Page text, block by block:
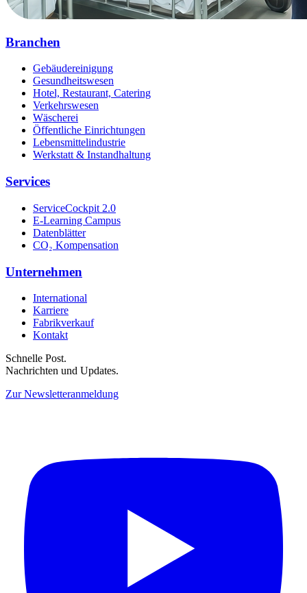
Branchen
Gebäudereinigung
Gesundheitswesen
Hotel, Restaurant, Catering
Verkehrswesen
Wäscherei
Öffentliche Einrichtungen
Lebensmittelindustrie
Werkstatt & Instandhaltung
Services
ServiceCockpit 2.0
E-Learning Campus
Datenblätter
CO₂ Kompensation
Unternehmen
International
Karriere
Fabrikverkauf
Kontakt
Schnelle Post.
Nachrichten und Updates.
Zur Newsletteranmeldung